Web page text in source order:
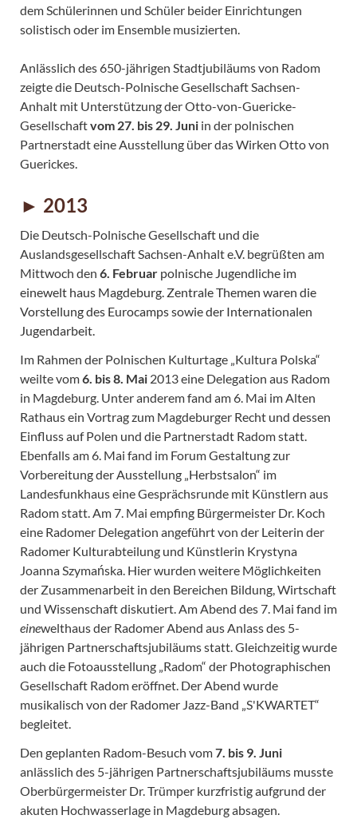
dem Schülerinnen und Schüler beider Einrichtungen
solistisch oder im Ensemble musizierten.
Anlässlich des 650-jährigen Stadtjubiläums von Radom
zeigte die Deutsch-Polnische Gesellschaft Sachsen-
Anhalt mit Unterstützung der Otto-von-Guericke-
Gesellschaftvom 27. bis 29. Juni in der polnischen
Partnerstadt eine Ausstellung über das Wirken Otto von
Guerickes.
► 2013
Die Deutsch-Polnische Gesellschaft und die
Auslandsgesellschaft Sachsen-Anhalt e.V. begrüßten am
Mittwoch den 6. Februar polnische Jugendliche im
einewelt haus Magdeburg. Zentrale Themen waren die
Vorstellung des Eurocamps sowie der Internationalen
Jugendarbeit.
Im Rahmen der Polnischen Kulturtage „Kultura Polska“
weilte vom6. bis 8. Mai 2013 eine Delegation aus Radom
in Magdeburg. Unter anderem fand am 6. Mai im Alten
Rathaus ein Vortrag zum Magdeburger Recht und dessen
Einfluss auf Polen und die Partnerstadt Radom statt.
Ebenfalls am 6. Mai fand im Forum Gestaltung zur
Vorbereitung der Ausstellung „Herbstsalon“ im
Landesfunkhaus eine Gesprächsrunde mit Künstlern aus
Radom statt. Am 7. Mai empfing Bürgermeister Dr. Koch
eine Radomer Delegation angeführt von der Leiterin der
Radomer Kulturabteilung und Künstlerin Krystyna
Joanna Szymańska. Hier wurden weitere Möglichkeiten
der Zusammenarbeit in den Bereichen Bildung, Wirtschaft
und Wissenschaft diskutiert. Am Abend des 7. Mai fand im
einewelthaus der Radomer Abend aus Anlass des 5-
jährigen Partnerschaftsjubiläums statt. Gleichzeitig wurde
auch die Fotoausstellung „Radom“ der Photographischen
Gesellschaft Radom eröffnet. Der Abend wurde
musikalisch von der Radomer Jazz-Band „S'KWARTET“
begleitet.
Den geplanten Radom-Besuch vom7. bis 9. Juni
anlässlich des 5-jährigen Partnerschaftsjubiläums musste
Oberbürgermeister Dr. Trümper kurzfristig aufgrund der
akuten Hochwasserlage in Magdeburg absagen.